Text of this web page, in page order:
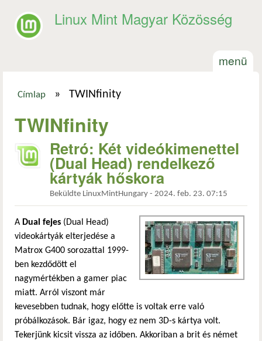
Linux Mint Magyar Közösség
menü
Címlap » TWINfinity
TWINfinity
Retró: Két videókimenettel
(Dual Head) rendelkező
kártyák hőskora
Beküldte LinuxMintHungary - 2024. feb. 23. 07:15
A Dual fejes (Dual Head)
videokártyák elterjedése a
Matrox G400 sorozattal 1999-
ben kezdődött el
nagymértékben a gamer piac
miatt. Arról viszont már
kevesebben tudnak, hogy előtte is voltak erre való
próbálkozások. Bár igaz, hogy ez nem 3D-s kártya volt.
Tekerjünk kicsit vissza az időben. Akkoriban a brit és német